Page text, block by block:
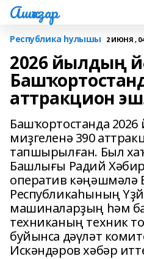
Ашҡаҙар
Республика һулышы 2 ИЮНЯ ,
2026 йылдың
аттракцион
Башҡортостанда
миҙгеленә 390
тапшырылған. Был
Башлығы Радий
оператив кәңәшмәлә
Республикаһының
машиналарҙың һәм
техниканың техник
буйынса дәүләт
Искәндәров хәбәр